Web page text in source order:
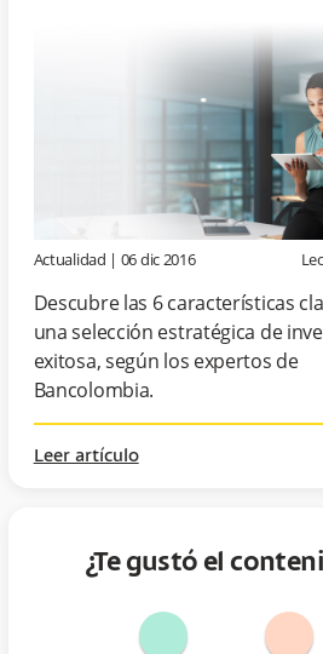
Actualidad | 06 dic 2016
Descubre las 6 características
una selección estratégica de
exitosa, según los expertos de
Bancolombia.
Leer artículo
¿Te gustó el